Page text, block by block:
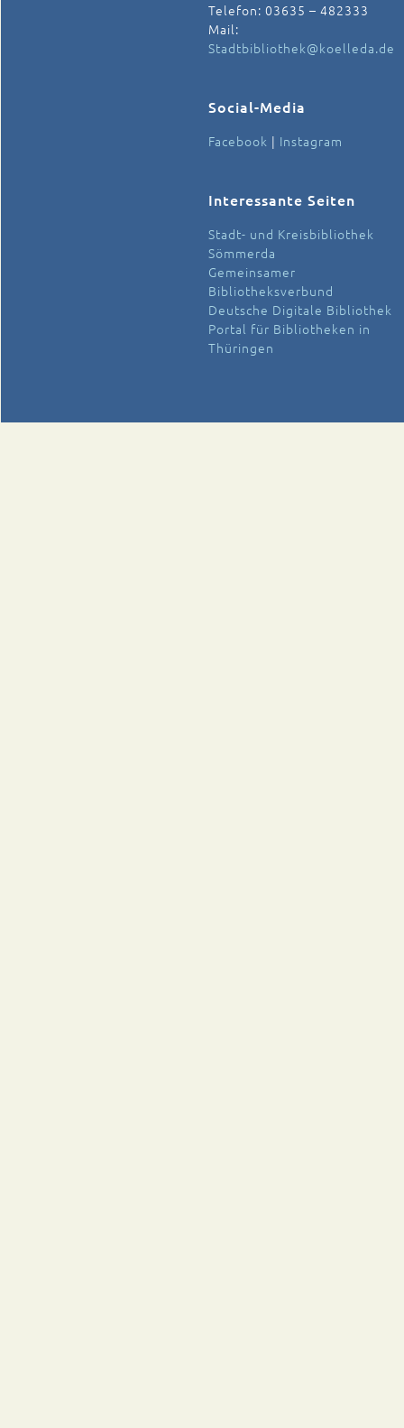
Telefon: 03635 – 482333
Mail:
Stadtbibliothek@koelleda.de
Social-Media
Facebook | Instagram
Interessante Seiten
Stadt- und Kreisbibliothek
Sömmerda
Gemeinsamer
Bibliotheksverbund
Deutsche Digitale Bibliothek
Portal für Bibliotheken in
Thüringen